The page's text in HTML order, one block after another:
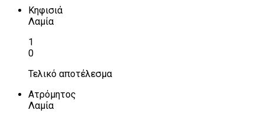
Κηφισιά
Λαμία
1
0
Τελικό αποτέλεσμα
Ατρόμητος
Λαμία